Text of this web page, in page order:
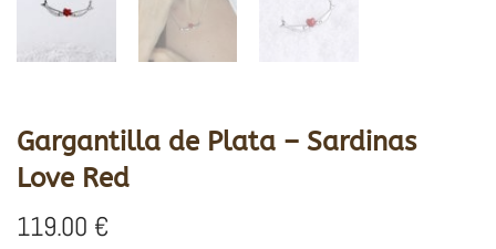
Gargantilla de Plata – Sardinas
Love Red
119.00 €